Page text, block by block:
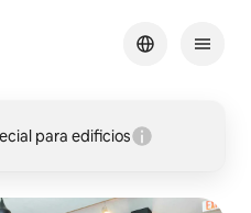
para edificios